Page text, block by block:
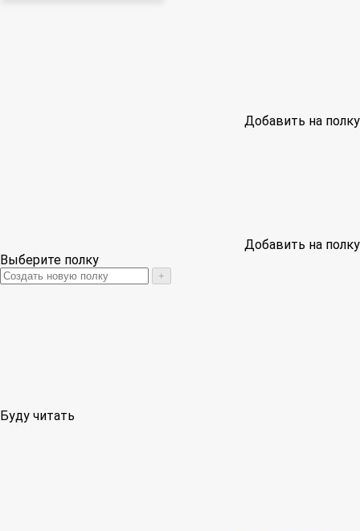
Добавить на полку
Добавить на полку
Выберите полку
+
Буду читать